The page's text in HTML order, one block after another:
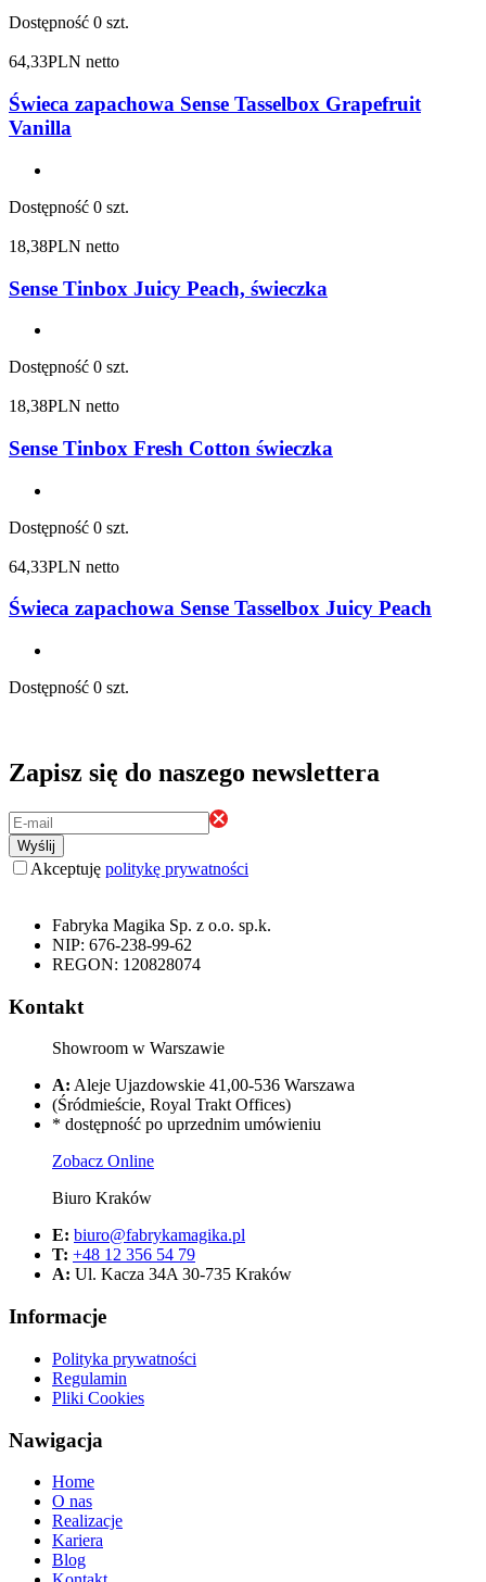
Dostępność 0 szt.
64,33PLN netto
Świeca zapachowa Sense Tasselbox Grapefruit
Vanilla
Dostępność 0 szt.
18,38PLN netto
Sense Tinbox Juicy Peach, świeczka
Dostępność 0 szt.
18,38PLN netto
Sense Tinbox Fresh Cotton świeczka
Dostępność 0 szt.
64,33PLN netto
Świeca zapachowa Sense Tasselbox Juicy Peach
Dostępność 0 szt.
Zapisz się do naszego newslettera
Wyślij
Akceptuję politykę prywatności
Fabryka Magika Sp. z o.o. sp.k.
NIP: 676-238-99-62
REGON: 120828074
Kontakt
Showroom w Warszawie
A: Aleje Ujazdowskie 41,00-536 Warszawa
(Śródmieście, Royal Trakt Offices)
* dostępność po uprzednim umówieniu
Zobacz Online
Biuro Kraków
E: biuro@fabrykamagika.pl
T: +48 12 356 54 79
A: Ul. Kacza 34A 30-735 Kraków
Informacje
Polityka prywatności
Regulamin
Pliki Cookies
Nawigacja
Home
O nas
Realizacje
Kariera
Blog